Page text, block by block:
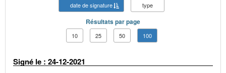
date de signature
type
Résultats par page
10 25 50 100
Signé le : 24-12-2021